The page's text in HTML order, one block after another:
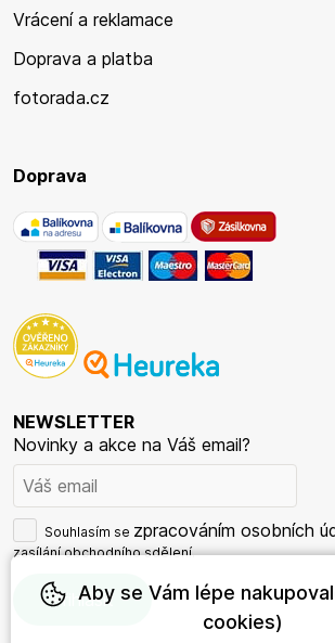
Vrácení a reklamace
Doprava a platba
fotorada.cz
Doprava
NEWSLETTER
Novinky a akce na Váš email?
Souhlasím se zpracováním osobních
zasílání obchodního sdělení.
Aby se Vám lépe
cookies)